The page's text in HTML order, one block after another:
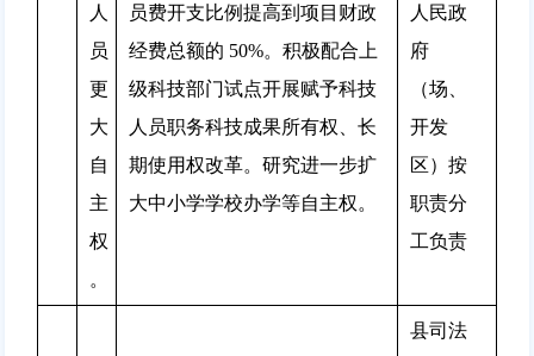
人
员
更
大
自
主
权
。
员费开支比例提高到项目财政
经费总额的 50%。积极配合上
级科技部门试点开展赋予科技
人员职务科技成果所有权、长
期使用权改革。研究进一步扩
大中小学学校办学等自主权。
人民政
府
（场、
开发
区）按
职责分
工负责
县司法